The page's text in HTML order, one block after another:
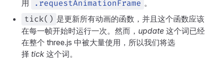
用
.requestAnimationFrame 。
tick() 是更新所有动画的函数，并且这个函数应该
在每一帧开始时运行一次。然而， update 这个词已经
在整个 three.js 中被大量使用，所以我们将选
择 tick 这个词。